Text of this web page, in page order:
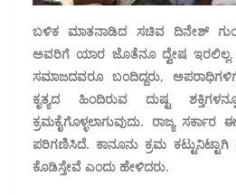
ಬಳಿಕ ಮಾತನಾಡಿದ ಸಚಿವ ದಿನೇಶ್
ಅವರಿಗೆ ಯಾರ ಜೊತೆನೂ ದ್ವೇಷ ಇರಲಿಲ್ಲ.
ಸಮಾಜದವರೂ ಬಂದಿದ್ದರು,
ಕೃತ್ಯದ ಹಿಂದಿರುವ ದುಷ್ಟ
ಕ್ರಮಕೈಗೊಳ್ಳಲಾಗುವುದು. ರಾಜ್ಯ
ಪರಿಗಣಿಸಿದೆ. ಕಾನೂನು ಕ್ರಮ ಕಟ್ಟುನಿಟ್ಟಾಗಿ
ಕೊಡಿಸ್ತೇವೆ ಎಂದು ಹೇಳಿದರು.